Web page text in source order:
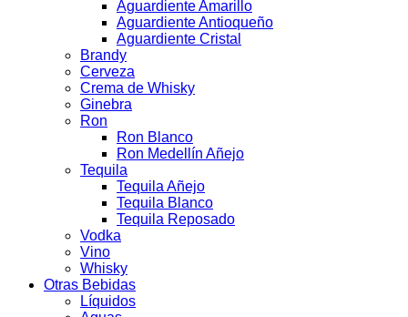
Aguardiente Amarillo
Aguardiente Antioqueño
Aguardiente Cristal
Brandy
Cerveza
Crema de Whisky
Ginebra
Ron
Ron Blanco
Ron Medellín Añejo
Tequila
Tequila Añejo
Tequila Blanco
Tequila Reposado
Vodka
Vino
Whisky
Otras Bebidas
Líquidos